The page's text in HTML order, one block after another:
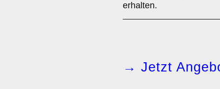
erhalten.
→ Jetzt